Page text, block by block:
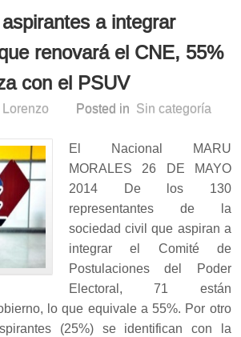
a integrar
renovará el CNE, 55%
con el PSUV
Lorenzo Posted in Sin categoría
El Nacional MARU
MORALES 26 DE MAYO
2014 De los 130
representantes de la
sociedad civil que aspiran a
integrar el Comité de
Postulaciones del Poder
Electoral, 71 están
lo que equivale a 55%. Por otro
(25%) se identifican con la